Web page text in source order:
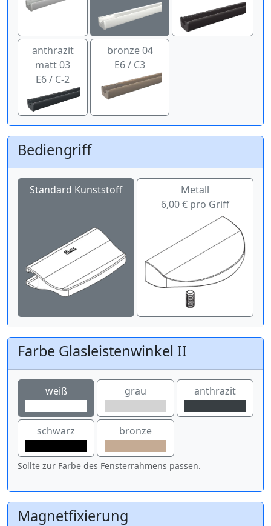
anthrazit
matt 03
E6 / C-2
bronze 04
E6 / C3
Bediengriff
Standard Kunststoff
Metall
6,00 € pro Griff
Farbe Glasleistenwinkel II
weiß grau anthrazit
schwarz bronze
Sollte zur Farbe des Fensterrahmens passen.
Magnetfixierung